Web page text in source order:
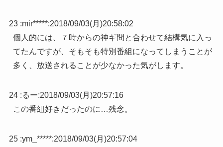
23 :mir*****:2018/09/03(月)20:58:02
個人的には、７時からの神ギ問と合わせて結構気に入っ
てたんですが、そもそも特別番組になってしまうことが
多く、放送されることが少なかった気がします。
24 :るー:2018/09/03(月)20:57:16
この番組好きだったのに…残念。
25 :ym_*****:2018/09/03(月)20:57:04